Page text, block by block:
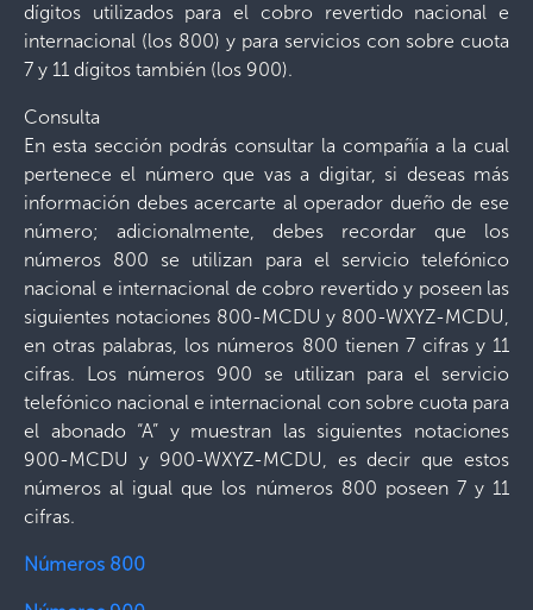
dígitos utilizados para el cobro revertido nacional e
internacional (los 800) y para servicios con sobre cuota
7 y 11 dígitos también (los 900).
Consulta
En esta sección podrás consultar la compañía a la cual
pertenece el número que vas a digitar, si deseas más
información debes acercarte al operador dueño de ese
número; adicionalmente, debes recordar que los
números 800 se utilizan para el servicio telefónico
nacional e internacional de cobro revertido y poseen las
siguientes notaciones 800-MCDU y 800-WXYZ-MCDU,
en otras palabras, los números 800 tienen 7 cifras y 11
cifras. Los números 900 se utilizan para el servicio
telefónico nacional e internacional con sobre cuota para
el abonado “A” y muestran las siguientes notaciones
900-MCDU y 900-WXYZ-MCDU, es decir que estos
números al igual que los números 800 poseen 7 y 11
cifras.
Números 800